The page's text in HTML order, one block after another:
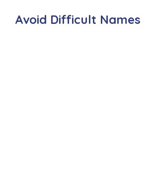
Avoid Difficult Names